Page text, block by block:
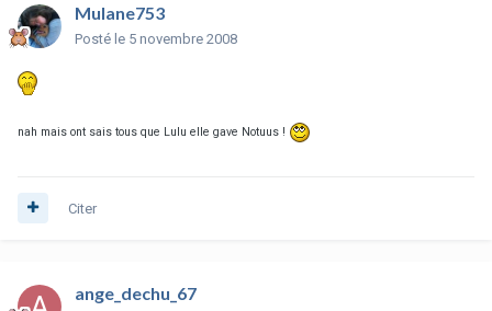
Mulane753
Posté le 5 novembre 2008
nah mais ont sais tous que Lulu elle gave Notuus !
Citer
ange_dechu_67